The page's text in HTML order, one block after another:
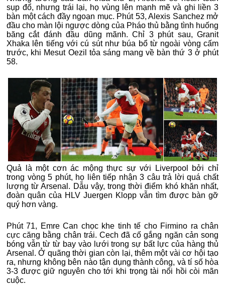
sụp đổ, nhưng trái lại, họ vùng lên mạnh mẽ và ghi liền 3
bàn một cách đầy ngoạn mục. Phút 53, Alexis Sanchez mở
đầu cho màn lội ngược dòng của Pháo thủ bằng tình huống
băng cắt đánh đầu dũng mãnh. Chỉ 3 phút sau, Granit
Xhaka lên tiếng với cú sút như búa bổ từ ngoài vòng cấm
trước, khi Mesut Oezil tỏa sáng mang về bàn thứ 3 ở phút
58.
Quả là một cơn ác mộng thực sự với Liverpool bởi chỉ
trong vòng 5 phút, họ liên tiếp nhận 3 câu trả lời quá chất
lượng từ Arsenal. Dẫu vậy, trong thời điểm khó khăn nhất,
đoàn quân của HLV Juergen Klopp vẫn tìm được bàn gỡ
quý hơn vàng.
Phút 71, Emre Can chọc khe tinh tế cho Firmino ra chân
cực căng bằng chân trái. Cech đã cố gắng ngăn cản song
bóng vẫn từ từ bay vào lưới trong sự bất lực của hàng thủ
Arsenal. Ở quãng thời gian còn lại, thêm một vài cơ hội tạo
ra, nhưng không bên nào tận dụng thành công, và tí số hòa
3-3 được giữ nguyên cho tới khi trọng tài nổi hồi còi mãn
cuộc.